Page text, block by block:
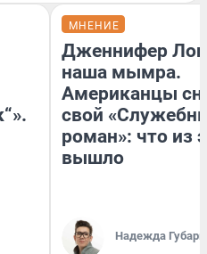
МНЕНИЕ
Дженнифер
наша мымра.
Американцы
свой
роман»: что из
вышло
Надежда Губарь